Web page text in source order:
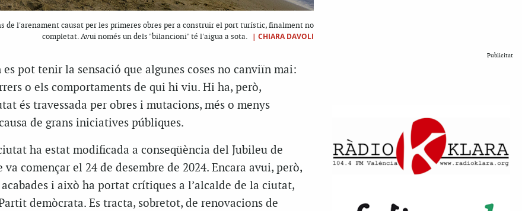
de l'arenament causat per les primeres obres per a construir el port turístic, finalment no
completat. Avui només un dels "bilancioni" té l'aigua a sota.
| CHIARA DAVOLI
pot tenir la sensació que algunes coses no canviïn mai:
o els comportaments de qui hi viu. Hi ha, però,
és travessada per obres i mutacions, més o menys
de grans iniciatives públiques.
ha estat modificada a conseqüència del Jubileu de
va començar el 24 de desembre de 2024. Encara avui, però,
i això ha portat crítiques a l’alcalde de la ciutat,
demòcrata. Es tracta, sobretot, de renovacions de
Publicitat